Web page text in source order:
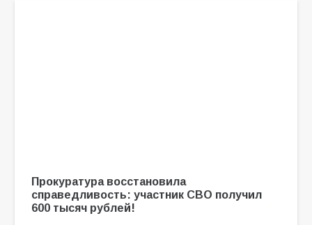
Прокуратура восстановила
справедливость: участник СВО получил
600 тысяч рублей!